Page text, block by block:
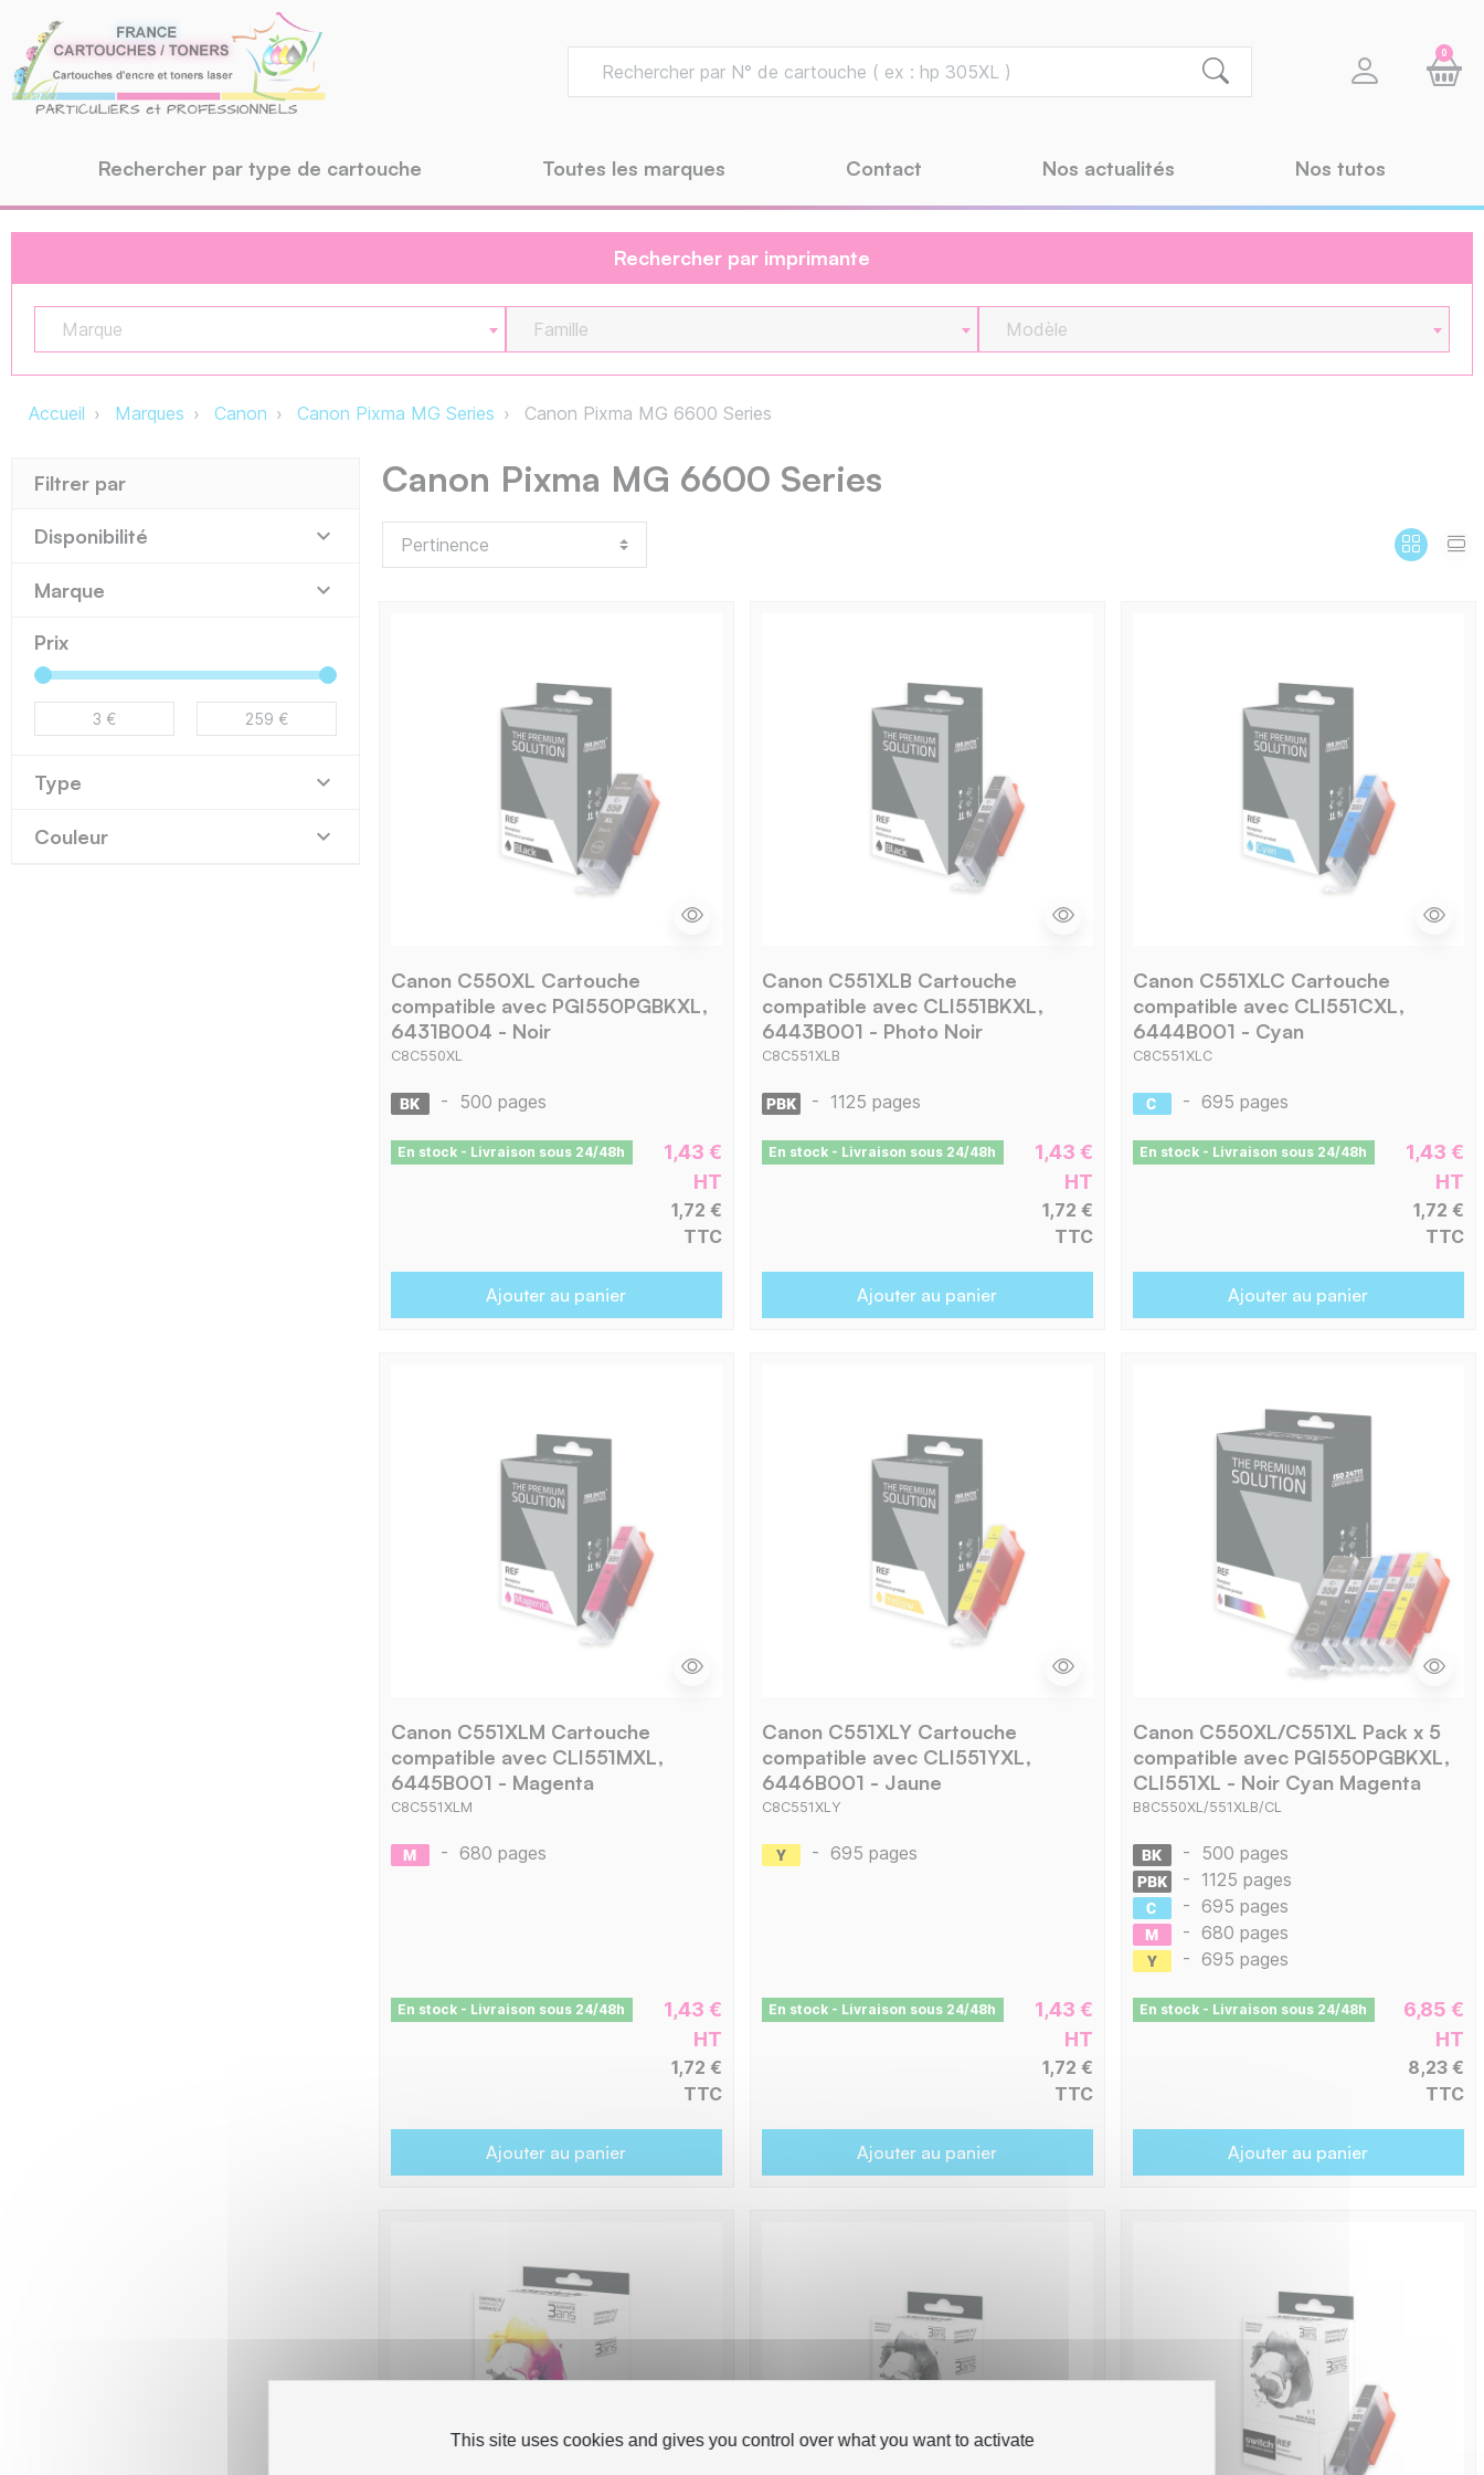
0
Rechercher par type de cartouche Toutes les marques Contact Nos actualités Nos tutos
Rechercher par imprimante
Marque Famille Modèle
Accueil Marques Canon Canon Pixma MG Series Canon Pixma MG 6600 Series
Filtrer par
Disponibilité 
Marque 
Prix
Type 
Couleur 
Canon Pixma MG 6600 Series
Canon C550XL Cartouche
compatible avec PGI550PGBKXL,
6431B004 - Noir
C8C550XL
- 500 pages
En stock - Livraison sous 24/48h
1,43 €
HT
1,72 €
TTC
Ajouter au panier
Canon C551XLB Cartouche
compatible avec CLI551BKXL,
6443B001 - Photo Noir
C8C551XLB
- 1125 pages
En stock - Livraison sous 24/48h
1,43 €
HT
1,72 €
TTC
Ajouter au panier
Canon C551XLC Cartouche
compatible avec CLI551CXL,
6444B001 - Cyan
C8C551XLC
- 695 pages
En stock - Livraison sous 24/48h
1,43 €
HT
1,72 €
TTC
Ajouter au panier
Canon C551XLM Cartouche
compatible avec CLI551MXL,
6445B001 - Magenta
C8C551XLM
- 680 pages
En stock - Livraison sous 24/48h
1,43 €
HT
1,72 €
TTC
Ajouter au panier
Canon C551XLY Cartouche
compatible avec CLI551YXL,
6446B001 - Jaune
C8C551XLY
- 695 pages
En stock - Livraison sous 24/48h
1,43 €
HT
1,72 €
TTC
Ajouter au panier
Canon C550XL/C551XL Pack x 5
compatible avec PGI550PGBKXL,
CLI551XL - Noir Cyan Magenta
Jaune Photo
B8C550XL/551XLB/CL
-
500 pages
- 1125 pages
- 695 pages
- 680 pages
- 695 pages
En stock - Livraison sous 24/48h
6,85 €
HT
8,23 €
TTC
Ajouter au panier
This site uses cookies and gives you control over what you want to activate